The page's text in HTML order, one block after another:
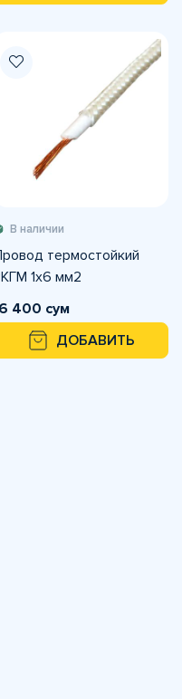
В наличии
термостойкий
1х6 мм2
400 сум
ДОБАВИТЬ